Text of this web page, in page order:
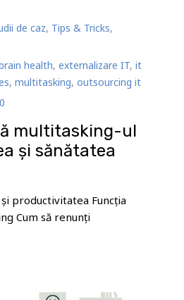
de caz, Tips & Tricks,
health, externalizare IT, it
, multitasking, outsourcing it
multitasking-ul
și sănătatea
productivitatea Funcția
Cum să renunți